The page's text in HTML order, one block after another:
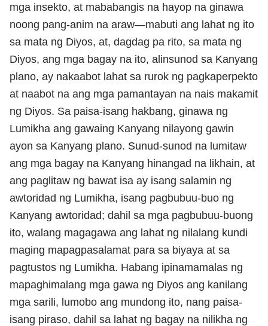
mga insekto, at mababangis na hayop na ginawa
noong pang-anim na araw—mabuti ang lahat ng ito
sa mata ng Diyos, at, dagdag pa rito, sa mata ng
Diyos, ang mga bagay na ito, alinsunod sa Kanyang
plano, ay nakaabot lahat sa rurok ng pagkaperpekto
at naabot na ang mga pamantayan na nais makamit
ng Diyos. Sa paisa-isang hakbang, ginawa ng
Lumikha ang gawaing Kanyang nilayong gawin
ayon sa Kanyang plano. Sunud-sunod na lumitaw
ang mga bagay na Kanyang hinangad na likhain, at
ang paglitaw ng bawat isa ay isang salamin ng
awtoridad ng Lumikha, isang pagbubuu-buo ng
Kanyang awtoridad; dahil sa mga pagbubuu-buong
ito, walang magagawa ang lahat ng nilalang kundi
maging mapagpasalamat para sa biyaya at sa
pagtustos ng Lumikha. Habang ipinamamalas ng
mapaghimalang mga gawa ng Diyos ang kanilang
mga sarili, lumobo ang mundong ito, nang paisa-
isang piraso, dahil sa lahat ng bagay na nilikha ng